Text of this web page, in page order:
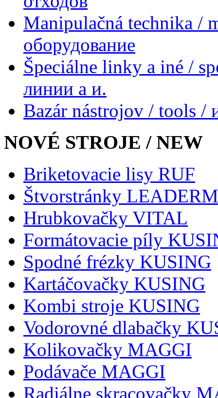
Manipulačná technika /
оборудование
Špeciálne linky a iné /
линии a и.
Bazár nástrojov / tools /
NOVÉ STROJE / NEW
Briketovacie lisy RUF
Štvorstránky
Hrubkovačky VITAL
Formátovacie píly
Spodné frézky KUSING
Kartáčovačky KUSING
Kombi stroje KUSING
Vodorovné dlabačky
Kolikovačky MAGGI
Podávače MAGGI
Radiálne skracovačky